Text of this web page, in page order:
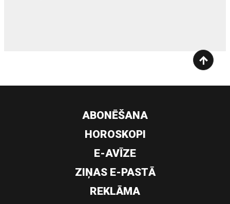
ABONĒŠANA
HOROSKOPI
E-AVĪZE
ZIŅAS E-PASTĀ
REKLĀMA